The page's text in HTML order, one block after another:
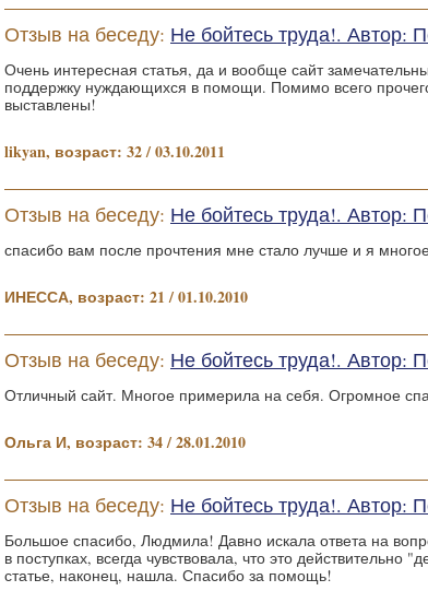
Отзыв на беседу: Не бойтесь труда!. Автор:
Очень интересная статья, да и вообще сайт
поддержку нуждающихся в помощи. Помимо всего
выставлены!
likyan, возраст: 32 / 03.10.2011
Отзыв на беседу: Не бойтесь труда!. Автор:
спасибо вам после прочтения мне стало лучше и я
ИНЕССА, возраст: 21 / 01.10.2010
Отзыв на беседу: Не бойтесь труда!. Автор:
Отличный сайт. Многое примерила на себя. Огромное
Ольга И, возраст: 34 / 28.01.2010
Отзыв на беседу: Не бойтесь труда!. Автор:
Большое спасибо, Людмила! Давно искала ответа на
в поступках, всегда чувствовала, что это действительно
статье, наконец, нашла. Спасибо за помощь!